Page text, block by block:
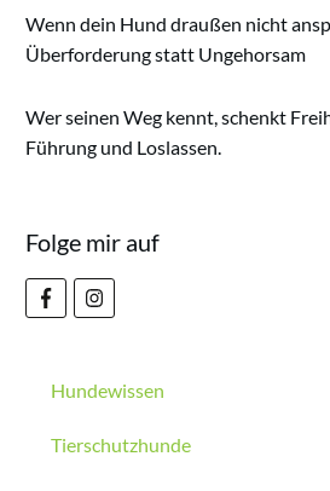
Wenn dein Hund draußen nicht
Überforderung statt Ungehorsam
Wer seinen Weg kennt, schenkt
Führung und Loslassen.
Folge mir auf
Hundewissen
Tierschutzhunde